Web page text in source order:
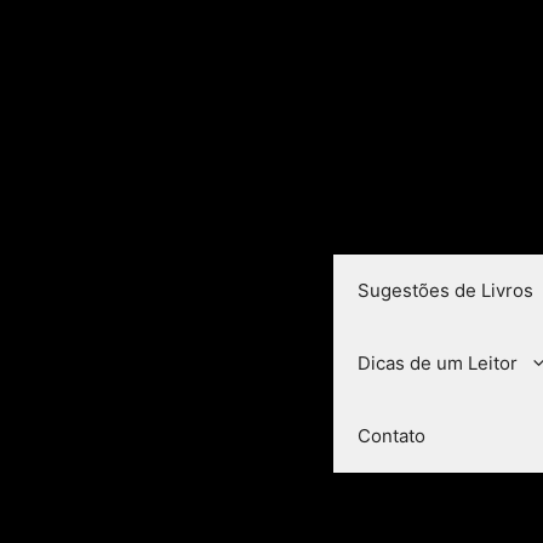
Sugestões de Livros
Dicas de um Leitor
Contato